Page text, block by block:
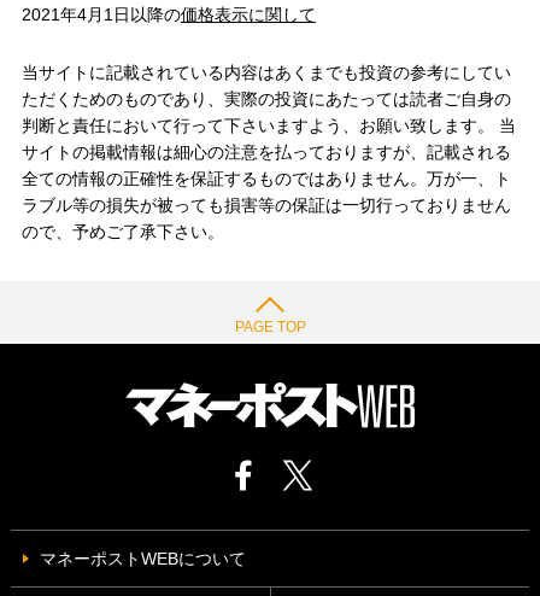
2021年4月1日以降の価格表示に関して
当サイトに記載されている内容はあくまでも投資の参考にしてい
ただくためのものであり、実際の投資にあたっては読者ご自身の
判断と責任において行って下さいますよう、お願い致します。 当
サイトの掲載情報は細心の注意を払っておりますが、記載される
全ての情報の正確性を保証するものではありません。万が一、ト
ラブル等の損失が被っても損害等の保証は一切行っておりません
ので、予めご了承下さい。
PAGE TOP
マネーポストWEBについて